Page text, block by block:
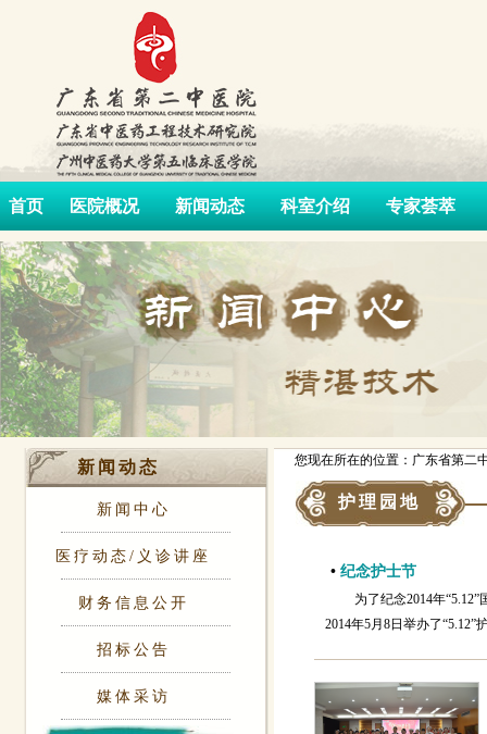
首页 医院概况 新闻动态 科室介绍 专家荟萃
新闻动态
新闻中心
医疗动态/义诊讲座
财务信息公开
招标公告
媒体采访
您现在所在的位置：广东省第二
护理园地
• 纪念护士节
为了纪念2014年
2014年5月8日举办了